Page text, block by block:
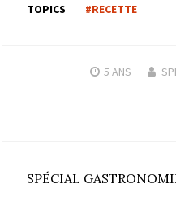
TOPICS #RECETTE
5 ANS
SPÉCIAL